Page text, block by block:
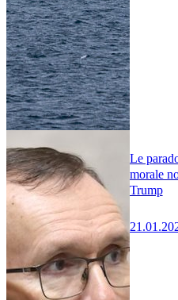
Le
morale
Trump